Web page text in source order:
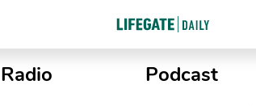
Radio Podcast